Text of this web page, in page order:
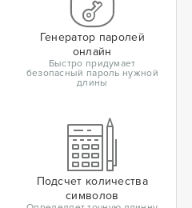
Генератор паролей
онлайн
Быстро придумает
безопасный пароль нужной
длины
Подсчет количества
символов